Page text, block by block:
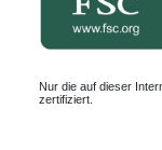
Nur die auf dieser
zertifiziert.